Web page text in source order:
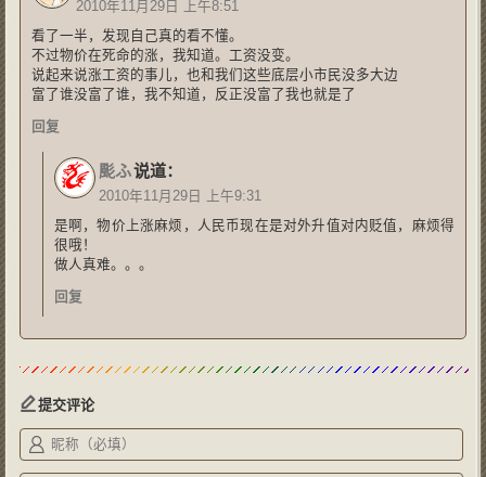
2010年11月29日 上午8:51
看了一半，发现自己真的看不懂。
不过物价在死命的涨，我知道。工资没变。
说起来说涨工资的事儿，也和我们这些底层小市民没多大边
富了谁没富了谁，我不知道，反正没富了我也就是了
回复
颩ふ说道：
2010年11月29日 上午9:31
是啊，物价上涨麻烦，人民币现在是对外升值对内贬值，麻烦得
很哦！
做人真难。。。
回复
提交评论